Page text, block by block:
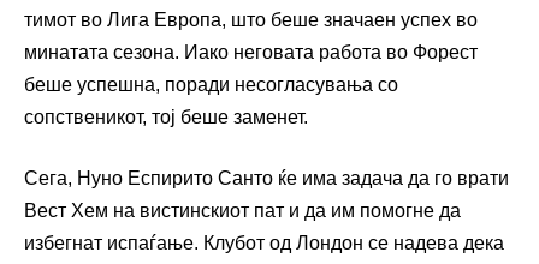
тимот во Лига Европа, што беше значаен успех во
минатата сезона. Иако неговата работа во Форест
беше успешна, поради несогласувања со
сопственикот, тој беше заменет.
Сега, Нунo Еспирито Санто ќе има задача да го врати
Вест Хем на вистинскиот пат и да им помогне да
избегнат испаѓање. Клубот од Лондон се надева дека